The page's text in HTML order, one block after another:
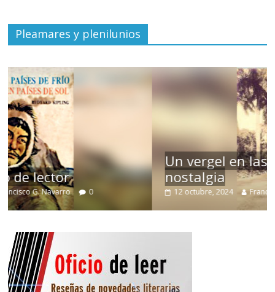
Pleamares y plenilunios
Un vergel en las nieblas de la
nostalgia
12 octubre, 2024 Francisco G. Navarro 0